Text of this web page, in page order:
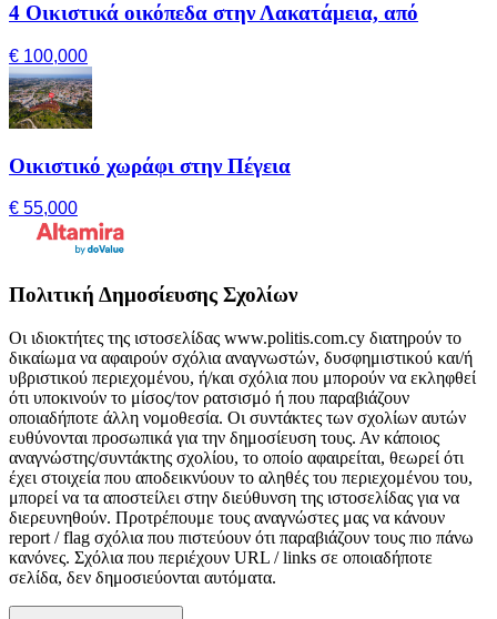
4 Οικιστικά οικόπεδα στην Λακατάμεια, από
€ 100,000
Οικιστικό χωράφι στην Πέγεια
€ 55,000
Πολιτική Δημοσίευσης Σχολίων
Οι ιδιοκτήτες της ιστοσελίδας www.politis.com.cy διατηρούν το
δικαίωμα να αφαιρούν σχόλια αναγνωστών, δυσφημιστικού και/ή
υβριστικού περιεχομένου, ή/και σχόλια που μπορούν να εκληφθεί
ότι υποκινούν το μίσος/τον ρατσισμό ή που παραβιάζουν
οποιαδήποτε άλλη νομοθεσία. Οι συντάκτες των σχολίων αυτών
ευθύνονται προσωπικά για την δημοσίευση τους. Αν κάποιος
αναγνώστης/συντάκτης σχολίου, το οποίο αφαιρείται, θεωρεί ότι
έχει στοιχεία που αποδεικνύουν το αληθές του περιεχομένου του,
μπορεί να τα αποστείλει στην διεύθυνση της ιστοσελίδας για να
διερευνηθούν. Προτρέπουμε τους αναγνώστες μας να κάνουν
report / flag σχόλια που πιστεύουν ότι παραβιάζουν τους πιο πάνω
κανόνες. Σχόλια που περιέχουν URL / links σε οποιαδήποτε
σελίδα, δεν δημοσιεύονται αυτόματα.